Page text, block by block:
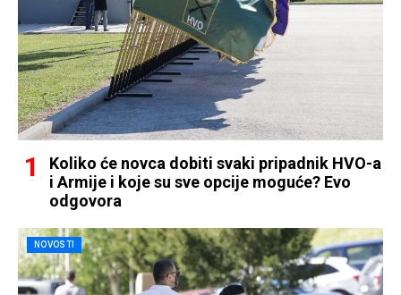
Koliko će novca dobiti svaki pripadnik HVO-a
i Armije i koje su sve opcije moguće? Evo
odgovora
NOVOSTI